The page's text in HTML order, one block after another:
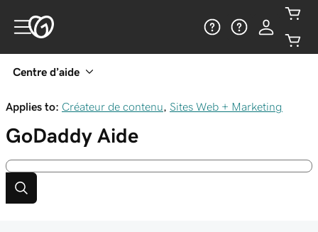
Centre d’aide
Applies to: Créateur de contenu Sites Web + Marketing
GoDaddy Aide